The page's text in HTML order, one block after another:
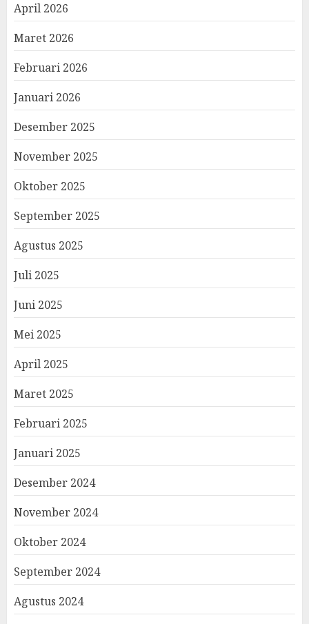
April 2026
Maret 2026
Februari 2026
Januari 2026
Desember 2025
November 2025
Oktober 2025
September 2025
Agustus 2025
Juli 2025
Juni 2025
Mei 2025
April 2025
Maret 2025
Februari 2025
Januari 2025
Desember 2024
November 2024
Oktober 2024
September 2024
Agustus 2024